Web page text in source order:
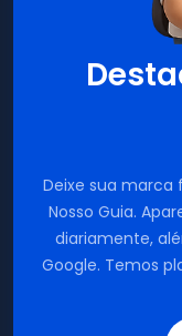
Deixe sua marca
Nosso Guia.
diariamente,
Google. Temos